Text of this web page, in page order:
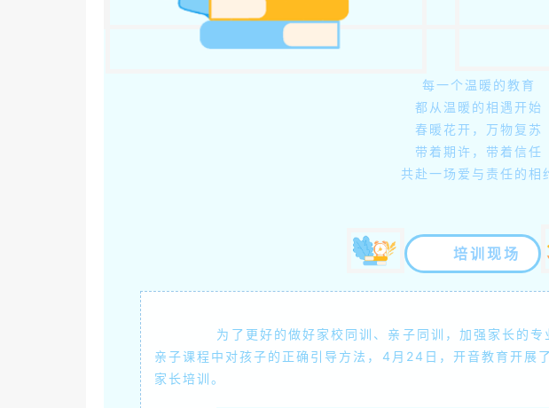
每一个温暖的教育
都从温暖的相遇开始
春暖花开，万物复苏
带着期许，带着信任
共赴一场爱与责任的相
培训现场
为了更好的做好家校同训、亲子同训，加强家长的专
亲子课程中对孩子的正确引导方法，4月24日，开音教育开展
家长培训。